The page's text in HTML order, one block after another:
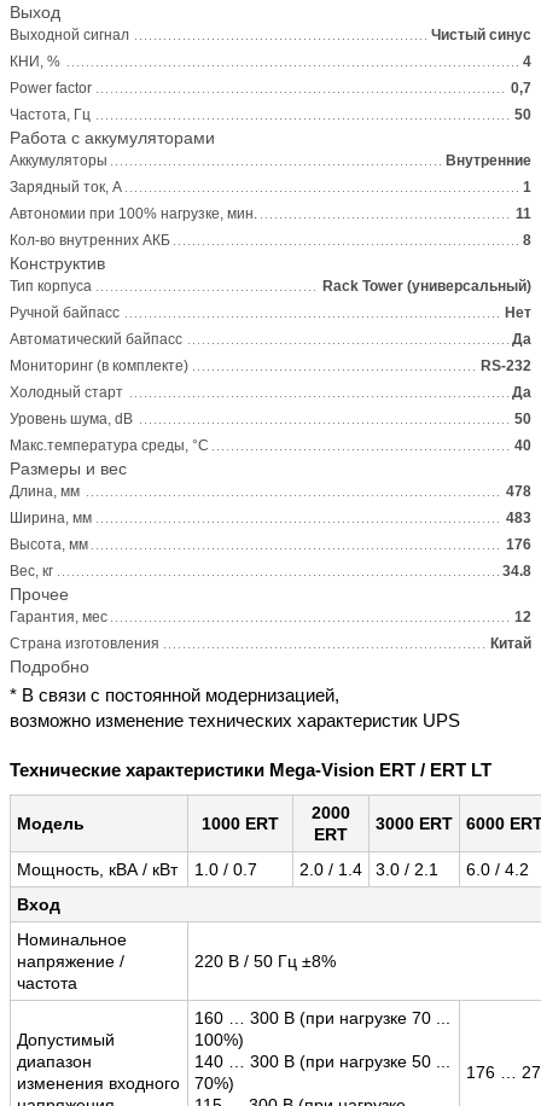
Выход
Выходной сигнал
Чистый синус
КНИ, %
4
Power factor
0,7
Частота, Гц
50
Работа с аккумуляторами
Аккумуляторы
Внутренние
Зарядный ток, А
1
Автономии при 100% нагрузке, мин.
11
Кол-во внутренних АКБ
8
Конструктив
Тип корпуса
Rack Tower (универсальный)
Ручной байпасс
Нет
Автоматический байпасс
Да
Мониторинг (в комплекте)
RS-232
Холодный старт
Да
Уровень шума, dB
50
Макс.температура среды, °С
40
Размеры и вес
Длина, мм
478
Ширина, мм
483
Высота, мм
176
Вес, кг
34.8
Прочее
Гарантия, мес
12
Страна изготовления
Китай
Подробно
* В связи с постоянной модернизацией,
возможно изменение технических характеристик UPS
Технические характеристики Mega-Vision ERT / ERT LT
Модель 1000 ERT
2000
ERT
3000 ERT 6000
Мощность, кВА / кВт 1.0 / 0.7 2.0 / 1.4 3.0 / 2.1
6.0 / 4.2
Вход
Номинальное
напряжение /
частота
220 В / 50 Гц ±8%
Допустимый
диапазон
изменения входного
160 … 300 В (при нагрузке 70 ...
100%)
140 … 300 В (при нагрузке 50 ...
70%)
176 …